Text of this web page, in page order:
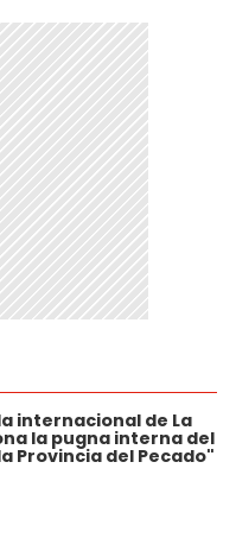
internacional de La
la pugna interna del
Provincia del Pecado"